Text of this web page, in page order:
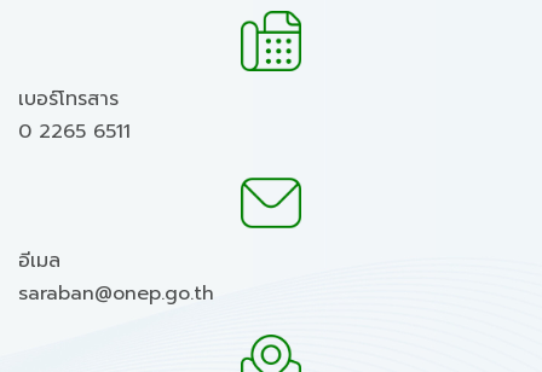
เบอร์โทรสาร
0 2265 6511
อีเมล
saraban@onep.go.th